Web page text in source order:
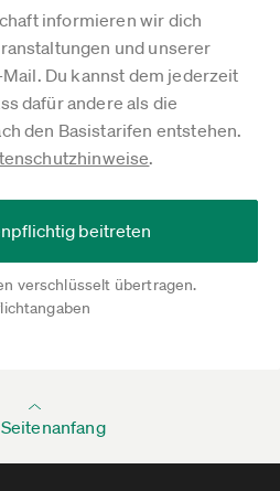
informieren wir dich
und unserer
Du kannst dem jederzeit
dafür andere als die
den Basistarifen entstehen.
.
beitreten
verschlüsselt übertragen.